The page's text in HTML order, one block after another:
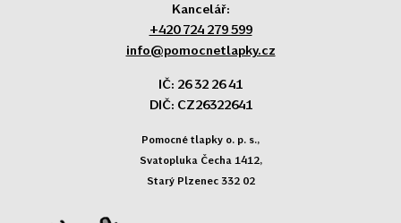
Kancelář:
+420 724 279 599
info@pomocnetlapky.cz
IČ: 26 32 26 41
DIČ: CZ26322641
Pomocné tlapky o. p. s.,
Svatopluka Čecha 1412,
Starý Plzenec 332 02